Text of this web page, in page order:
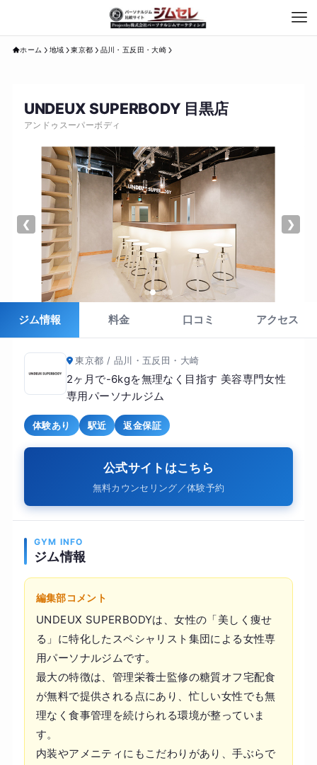
ホーム 地域 東京都 品川・五反田・大崎
UNDEUX SUPERBODY 目黒店
アンドゥスーパーボディ
❮ ❯
ジム情報 料金 口コミ アクセス
東京都 / 品川・五反田・大崎
2ヶ月で-6kgを無理なく目指す 美容専門女性
専用パーソナルジム
体験あり 駅近 返金保証
公式サイトはこちら
無料カウンセリング／体験予約
GYM INFO
ジム情報
編集部コメント
UNDEUX SUPERBODYは、女性の「美しく痩せ
る」に特化したスペシャリスト集団による女性専
用パーソナルジムです。
最大の特徴は、管理栄養士監修の糖質オフ宅配食
が無料で提供される点にあり、忙しい女性でも無
理なく食事管理を続けられる環境が整っていま
す。
内装やアメニティにもこだわりがあり、手ぶらで